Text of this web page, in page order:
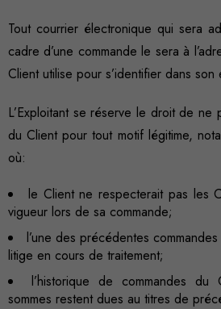
Tout courrier électronique qui sera
cadre d’une commande le sera à
Client utilise pour s’identifier dans
L’Exploitant se réserve le droit de ne
du Client pour tout motif légitime,
où:
le Client ne respecterait pas les
vigueur lors de sa commande;
l’une des précédentes
litige en cours de traitement;
l’historique de commandes
sommes restent dues au titres de